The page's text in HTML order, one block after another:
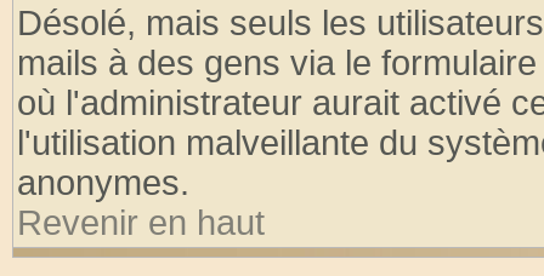
Désolé, mais seuls les
mails à des gens via le
où l'administrateur aurait activé
l'utilisation malveillante du
anonymes.
Revenir en haut